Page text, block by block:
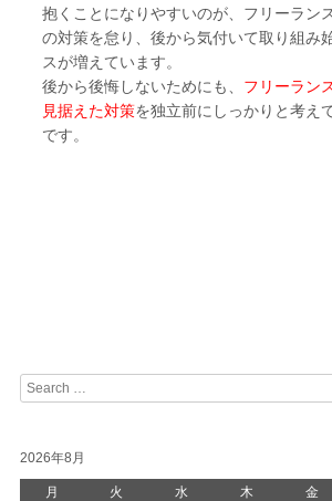
抱くことになりやすいのが、フリーラン
の対策を怠り、後から気付いて取り組み
スが増えています。
後から後悔しないためにも、 フリーラン
見据えた対策を独立前にしっかりと考え
です。
Search
2026年8月
月 火 水 木 金